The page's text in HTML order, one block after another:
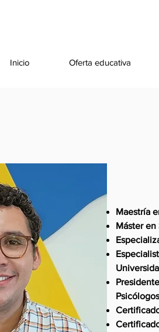
Inicio Oferta educativa
Maestría
Máster